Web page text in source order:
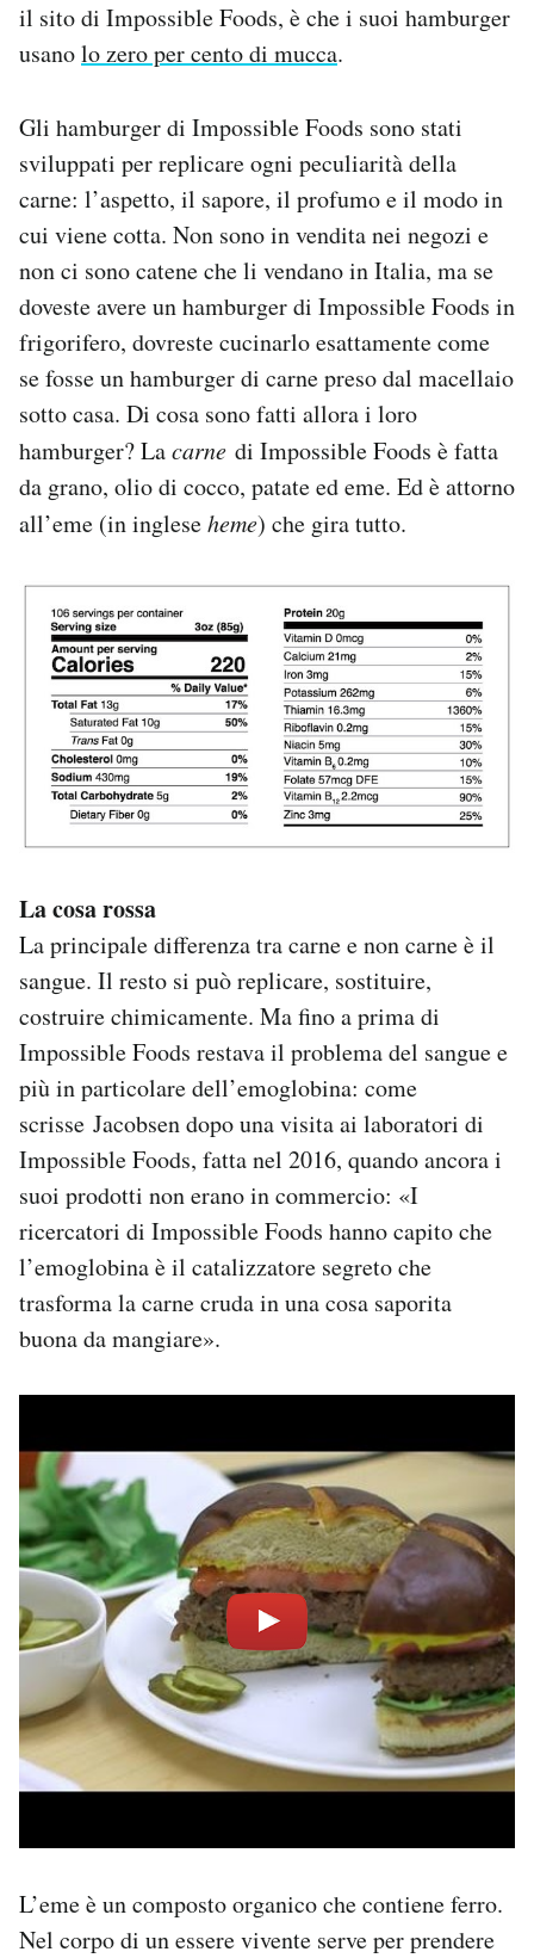
il sito di Impossible Foods, è che i suoi hamburger
usanolo zero per cento di mucca.
Gli hamburger di Impossible Foods sono stati
sviluppati per replicare ogni peculiarità della
carne: l’aspetto, il sapore, il profumo e il modo in
cui viene cotta. Non sono in vendita nei negozi e
non ci sono catene che li vendano in Italia, ma se
doveste avere un hamburger di Impossible Foods in
frigorifero, dovreste cucinarlo esattamente come
se fosse un hamburger di carne preso dal macellaio
sotto casa. Di cosa sono fatti allora i loro
hamburger? Lacarne di Impossible Foods è fatta
da grano, olio di cocco, patate ed eme. Ed è attorno
all’eme (in ingleseheme) che gira tutto.
La cosa rossa
La principale differenza tra carne e non carne è il
sangue. Il resto si può replicare, sostituire,
costruire chimicamente. Ma fino a prima di
Impossible Foods restava il problema del sangue e
più in particolare dell’emoglobina: come
scrisse Jacobsen dopo una visita ai laboratori di
Impossible Foods, fatta nel 2016, quando ancora i
suoi prodotti non erano in commercio: «I
ricercatori di Impossible Foods hanno capito che
l’emoglobina è il catalizzatore segreto che
trasforma la carne cruda in una cosa saporita
buona da mangiare».
L’eme è un composto organico che contiene ferro.
Nel corpo di un essere vivente serve per prendere